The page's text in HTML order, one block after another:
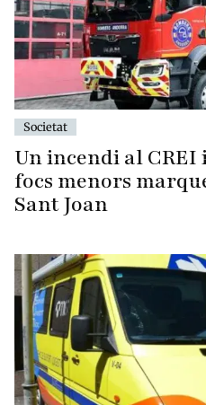
Societat
Un incendi al CREI
focs menors
Sant Joan